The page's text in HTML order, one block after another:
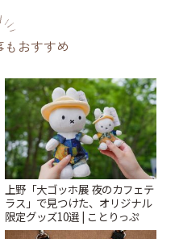
もおすすめ
上野「大ゴッホ展 夜のカフェテ
ラス」で見つけた、オリジナル
限定グッズ10選 | ことりっぷ